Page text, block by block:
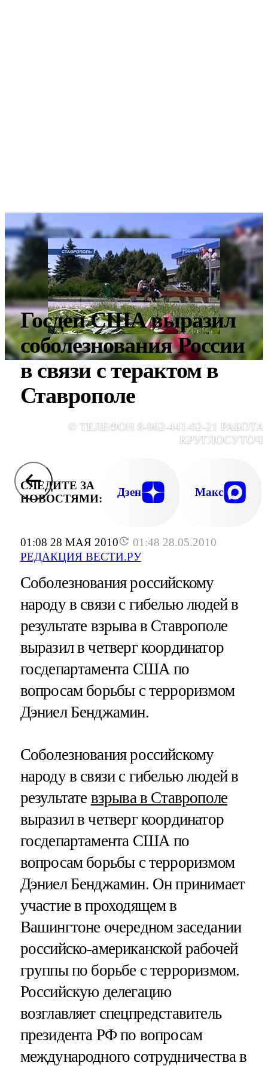
01:08 28 МАЯ 2010
01:48 28.05.2010
РЕДАКЦИЯ ВЕСТИ.РУ
Госдеп США выразил
соболезнования России
в связи с терактом в
Ставрополе
© ТЕЛЕФОН 8-962-441-02-21
СЛЕДИТЕ ЗА
НОВОСТЯМИ:
Дзен Макс
Соболезнования российскому
народу в связи с гибелью людей в
результате взрыва в Ставрополе
выразил в четверг координатор
госдепартамента США по
вопросам борьбы с терроризмом
Дэниел Бенджамин.
Соболезнования российскому
народу в связи с гибелью людей в
результате взрыва в Ставрополе
выразил в четверг координатор
госдепартамента США по
вопросам борьбы с терроризмом
Дэниел Бенджамин. Он принимает
участие в проходящем в
Вашингтоне очередном заседании
российско-американской рабочей
группы по борьбе с терроризмом.
Российскую делегацию
возглавляет спецпредставитель
президента РФ по вопросам
международного сотрудничества в